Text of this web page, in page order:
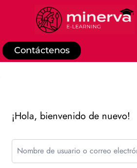
Contáctenos
¡Hola, bienvenido de nuevo!